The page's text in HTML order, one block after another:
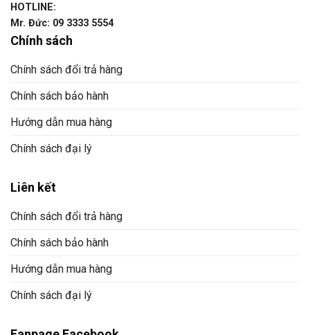
HOTLINE:
Mr. Đức: 09 3333 5554
Chính sách
Chính sách đổi trả hàng
Chính sách bảo hành
Hướng dẫn mua hàng
Chính sách đại lý
Liên kết
Chính sách đổi trả hàng
Chính sách bảo hành
Hướng dẫn mua hàng
Chính sách đại lý